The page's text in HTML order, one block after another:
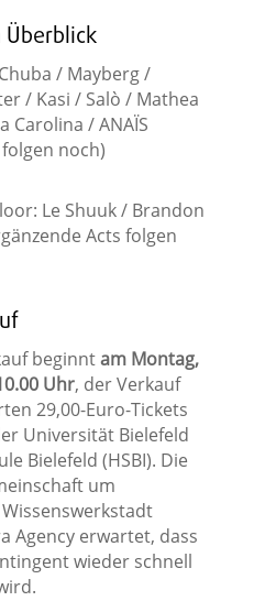
Überblick
/ Mayberg /
/ Kasi / Salò / Mathea
/ ANAЇS
noch)
Le Shuuk / Brandon
Acts folgen
beginntam Montag,
Uhr, der Verkauf
29,00-Euro-Tickets
Universität Bielefeld
Bielefeld (HSBI). Die
um
Agency erwartet, dass
wieder schnell